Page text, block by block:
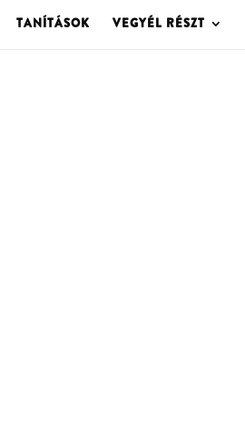
TANÍTÁSOK VEGYÉL RÉSZT